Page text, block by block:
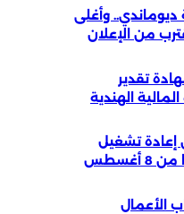
وأغلى
من الإعلان
تقدير
الهندية
تشغيل
الأعمال